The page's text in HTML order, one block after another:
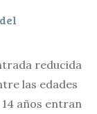
reducida
las edades
14 años entran